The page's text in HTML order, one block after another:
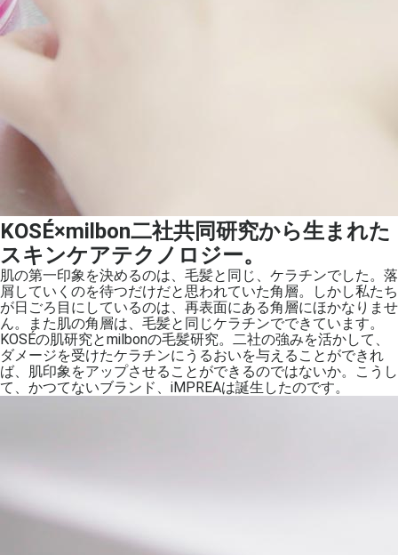
KOSÉ×milbon二社共同研究から生まれた
スキンケアテクノロジー。
肌の第一印象を決めるのは、毛髪と同じ、ケラチンでした。落
屑していくのを待つだけだと思われていた角層。しかし私たち
が日ごろ目にしているのは、再表面にある角層にほかなりませ
ん。また肌の角層は、毛髪と同じケラチンでできています。
KOSÉの肌研究とmilbonの毛髪研究。二社の強みを活かして、
ダメージを受けたケラチンにうるおいを与えることができれ
ば、肌印象をアップさせることができるのではないか。こうし
て、かつてないブランド、iMPREAは誕生したのです。